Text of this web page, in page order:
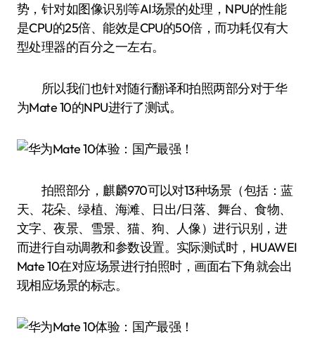
势，针对如图像识别等AI场景的处理，NPU的性能
是CPU的25倍、能效是CPU的50倍，而功耗仅有大
型处理器的百分之一左右。
所以我们也针对随行翻译和拍照两部分对于华
为Mate 10的NPU进行了测试。
拍照部分，麒麟970可以对13种场景（包括：蓝
天、花朵、绿植、海滩、日出/日落、舞台、食物、
文字、夜景、雪景、猫、狗、人像）进行识别，进
而进行自动调教和参数设置。实际测试时，HUAWEI
Mate 10在对应场景进行拍照时，画面右下角就会出
现相应场景的标志。